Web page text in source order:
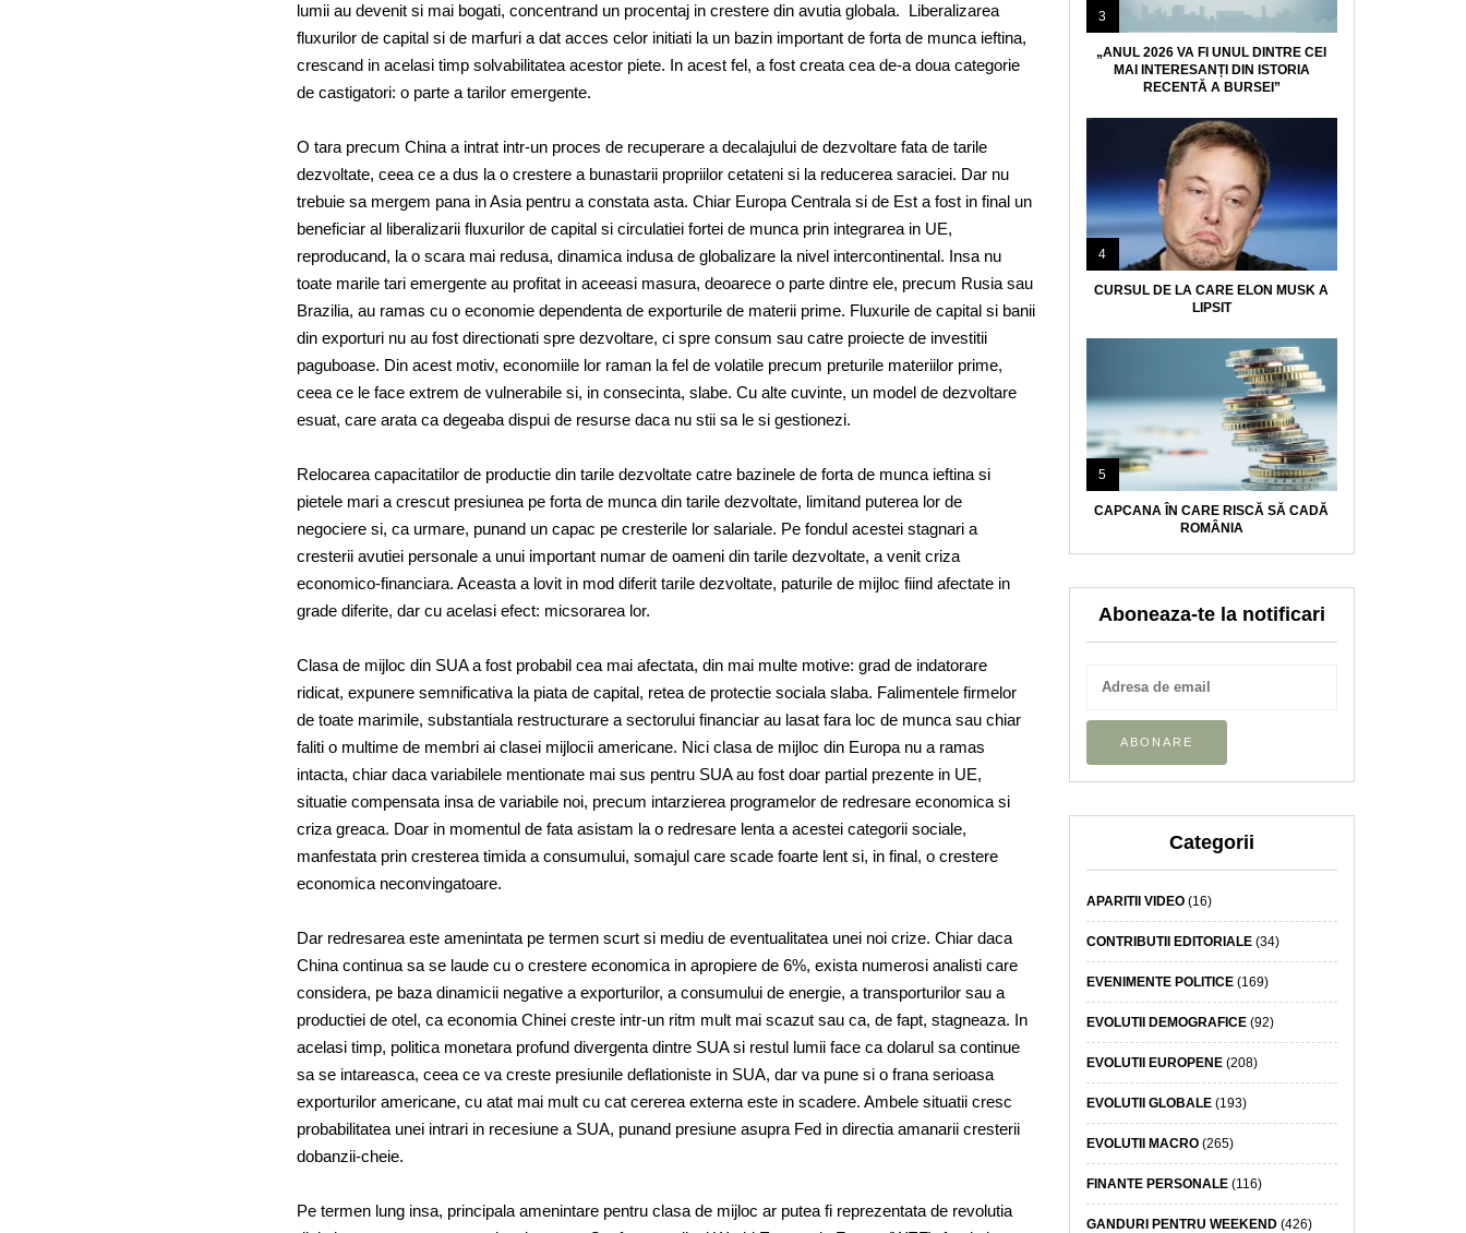
lumii au devenit si mai bogati, concentrand un procentaj in crestere din avutia globala. Liberalizarea
fluxurilor de capital si de marfuri a dat acces celor initiati la un bazin important de forta de munca ieftina,
crescand in acelasi timp solvabilitatea acestor piete. In acest fel, a fost creata cea de-a doua categorie
de castigatori: o parte a tarilor emergente.
O tara precum China a intrat intr-un proces de recuperare a decalajului de dezvoltare fata de tarile
dezvoltate, ceea ce a dus la o crestere a bunastarii propriilor cetateni si la reducerea saraciei. Dar nu
trebuie sa mergem pana in Asia pentru a constata asta. Chiar Europa Centrala si de Est a fost in final un
beneficiar al liberalizarii fluxurilor de capital si circulatiei fortei de munca prin integrarea in UE,
reproducand, la o scara mai redusa, dinamica indusa de globalizare la nivel intercontinental. Insa nu
toate marile tari emergente au profitat in aceeasi masura, deoarece o parte dintre ele, precum Rusia sau
Brazilia, au ramas cu o economie dependenta de exporturile de materii prime. Fluxurile de capital si banii
din exporturi nu au fost directionati spre dezvoltare, ci spre consum sau catre proiecte de investitii
paguboase. Din acest motiv, economiile lor raman la fel de volatile precum preturile materiilor prime,
ceea ce le face extrem de vulnerabile si, in consecinta, slabe. Cu alte cuvinte, un model de dezvoltare
esuat, care arata ca degeaba dispui de resurse daca nu stii sa le si gestionezi.
Relocarea capacitatilor de productie din tarile dezvoltate catre bazinele de forta de munca ieftina si
pietele mari a crescut presiunea pe forta de munca din tarile dezvoltate, limitand puterea lor de
negociere si, ca urmare, punand un capac pe cresterile lor salariale. Pe fondul acestei stagnari a
cresterii avutiei personale a unui important numar de oameni din tarile dezvoltate, a venit criza
economico-financiara. Aceasta a lovit in mod diferit tarile dezvoltate, paturile de mijloc fiind afectate in
grade diferite, dar cu acelasi efect: micsorarea lor.
Clasa de mijloc din SUA a fost probabil cea mai afectata, din mai multe motive: grad de indatorare
ridicat, expunere semnificativa la piata de capital, retea de protectie sociala slaba. Falimentele firmelor
de toate marimile, substantiala restructurare a sectorului financiar au lasat fara loc de munca sau chiar
faliti o multime de membri ai clasei mijlocii americane. Nici clasa de mijloc din Europa nu a ramas
intacta, chiar daca variabilele mentionate mai sus pentru SUA au fost doar partial prezente in UE,
situatie compensata insa de variabile noi, precum intarzierea programelor de redresare economica si
criza greaca. Doar in momentul de fata asistam la o redresare lenta a acestei categorii sociale,
manfestata prin cresterea timida a consumului, somajul care scade foarte lent si, in final, o crestere
economica neconvingatoare.
Dar redresarea este amenintata pe termen scurt si mediu de eventualitatea unei noi crize. Chiar daca
China continua sa se laude cu o crestere economica in apropiere de 6%, exista numerosi analisti care
considera, pe baza dinamicii negative a exporturilor, a consumului de energie, a transporturilor sau a
productiei de otel, ca economia Chinei creste intr-un ritm mult mai scazut sau ca, de fapt, stagneaza. In
acelasi timp, politica monetara profund divergenta dintre SUA si restul lumii face ca dolarul sa continue
sa se intareasca, ceea ce va creste presiunile deflationiste in SUA, dar va pune si o frana serioasa
exporturilor americane, cu atat mai mult cu cat cererea externa este in scadere. Ambele situatii cresc
probabilitatea unei intrari in recesiune a SUA, punand presiune asupra Fed in directia amanarii cresterii
dobanzii-cheie.
Pe termen lung insa, principala amenintare pentru clasa de mijloc ar putea fi reprezentata de revolutia
3
„ANUL 2026 VA FI UNUL DINTRE CEI
MAI INTERESANȚI DIN ISTORIA
RECENTĂ A BURSEI”
4
CURSUL DE LA CARE ELON MUSK A
LIPSIT
5
CAPCANA ÎN CARE RISCĂ SĂ CADĂ
ROMÂNIA
Aboneaza-te la notificari
Categorii
APARITII VIDEO(16)
CONTRIBUTII EDITORIALE(34)
EVENIMENTE POLITICE(169)
EVOLUTII DEMOGRAFICE(92)
EVOLUTII EUROPENE(208)
EVOLUTII GLOBALE(193)
EVOLUTII MACRO(265)
FINANTE PERSONALE(116)
GANDURI PENTRU WEEKEND(426)